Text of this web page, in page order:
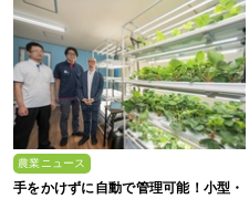
農業ニュース
手をかけずに自動で管理可能！小型・